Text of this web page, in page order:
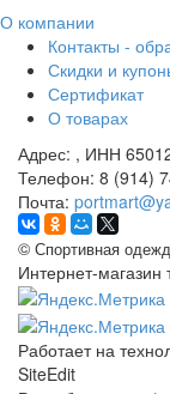
О компании
Контакты -
Скидки и
Сертификат
О товарах
Адрес: , ИНН
Телефон: 8 (914)
Почта:
© Спортивная
Интернет-
Работает на
SiteEdit